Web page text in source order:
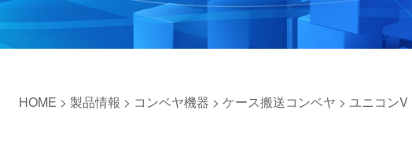
パレタイズ・デパレタイズシステム
オークラの取組み
HOME > 製品情報 > コンベヤ機器 > ケース搬送コンベヤ > ユニコンV